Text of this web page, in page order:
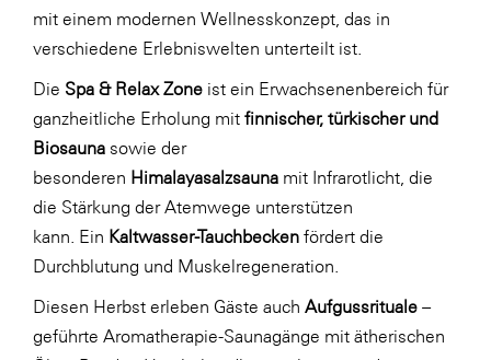
Sony DADC
SPIEGLTEC
STIHL Tirol
Trend Micro
TAG GmbH
VALETTA
Verband Druck Medien Österreich
Wirtschaftskammer Salzburg
WKS Fachgruppe Fahrzeughandel und
mit einem modernen Wellnesskonzept, das in
verschiedene Erlebniswelten unterteilt ist.
Die Spa & Relax Zone ist ein Erwachsenenbereich für
ganzheitliche Erholung mit finnischer, türkischer und
Biosauna sowie der
besonderen Himalayasalzsauna mit Infrarotlicht, die
die Stärkung der Atemwege unterstützen
kann. Ein Kaltwasser-Tauchbecken fördert die
Durchblutung und Muskelregeneration.
Diesen Herbst erleben Gäste auch Aufgussrituale –
geführte Aromatherapie-Saunagänge mit ätherischen